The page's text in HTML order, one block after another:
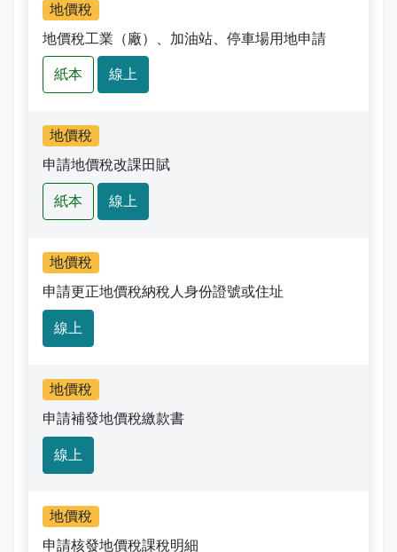
性騷擾及職場霸凌分類
志工園地
地方稅稽徵機關
稅務軟體下載
稅捐稽徵法專區
災害減免專區
民法調降成年年齡專區
地價稅
地價稅工業（廠）、加油站、停車場用地申請
紙本 線上
地價稅
申請地價稅改課田賦
紙本 線上
地價稅
申請更正地價稅納稅人身份證號或住址
線上
地價稅
申請補發地價稅繳款書
線上
地價稅
申請核發地價稅課稅明細